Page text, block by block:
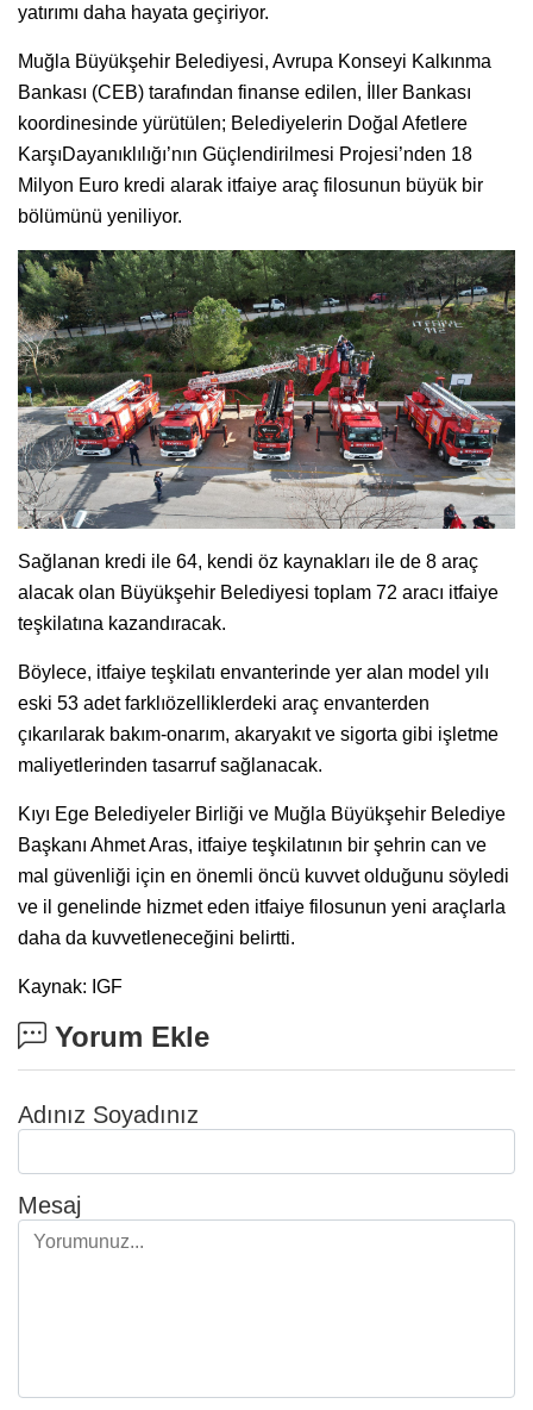
yatırımı daha hayata geçiriyor.
Muğla Büyükşehir Belediyesi, Avrupa Konseyi Kalkınma
Bankası (CEB) tarafından finanse edilen, İller Bankası
koordinesinde yürütülen; Belediyelerin Doğal Afetlere
KarşıDayanıklılığı’nın Güçlendirilmesi Projesi’nden 18
Milyon Euro kredi alarak itfaiye araç filosunun büyük bir
bölümünü yeniliyor.
Sağlanan kredi ile 64, kendi öz kaynakları ile de 8 araç
alacak olan Büyükşehir Belediyesi toplam 72 aracı itfaiye
teşkilatına kazandıracak.
Böylece, itfaiye teşkilatı envanterinde yer alan model yılı
eski 53 adet farklıözelliklerdeki araç envanterden
çıkarılarak bakım-onarım, akaryakıt ve sigorta gibi işletme
maliyetlerinden tasarruf sağlanacak.
Kıyı Ege Belediyeler Birliği ve Muğla Büyükşehir Belediye
Başkanı Ahmet Aras, itfaiye teşkilatının bir şehrin can ve
mal güvenliği için en önemli öncü kuvvet olduğunu söyledi
ve il genelinde hizmet eden itfaiye filosunun yeni araçlarla
daha da kuvvetleneceğini belirtti.
Kaynak: IGF
Yorum Ekle
Adınız Soyadınız
Mesaj